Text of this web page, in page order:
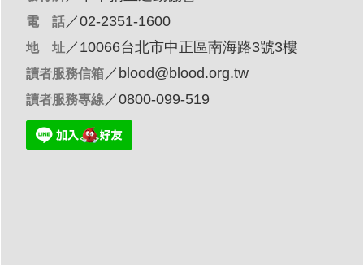
電 話／02-2351-1600
地 址／10066台北市中正區南海路3號3樓
讀者服務信箱／ blood@blood.org.tw
讀者服務專線 ／0800-099-519